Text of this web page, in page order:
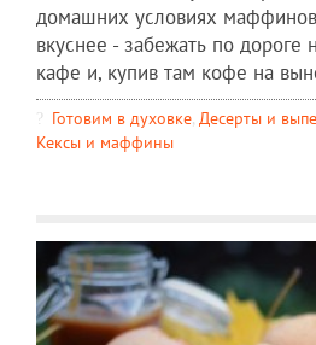
домашних условиях
вкуснее - забежать по дороге
кафе и, купив там кофе на
Готовим в духовке, Десерты и
Кексы и маффины